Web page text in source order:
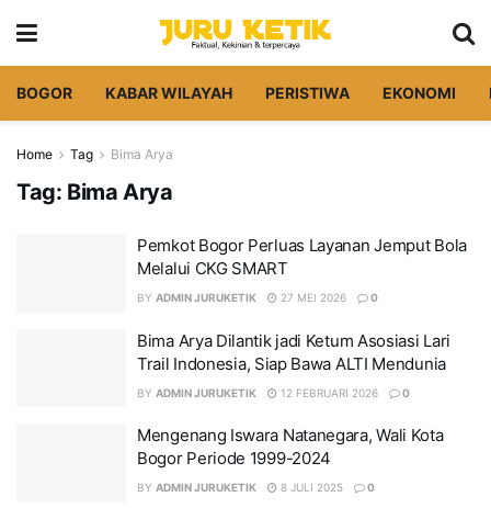
BOGOR KABAR WILAYAH PERISTIWA EKONOMI
Home Tag Bima Arya
Tag: Bima Arya
Pemkot Bogor Perluas Layanan Jemput Bola
Melalui CKG SMART
BY ADMIN JURUKETIK 27 MEI 2026 0
Bima Arya Dilantik jadi Ketum Asosiasi Lari
Trail Indonesia, Siap Bawa ALTI Mendunia
BY ADMIN JURUKETIK 12 FEBRUARI 2026 0
Mengenang Iswara Natanegara, Wali Kota
Bogor Periode 1999-2024
BY ADMIN JURUKETIK 8 JULI 2025 0